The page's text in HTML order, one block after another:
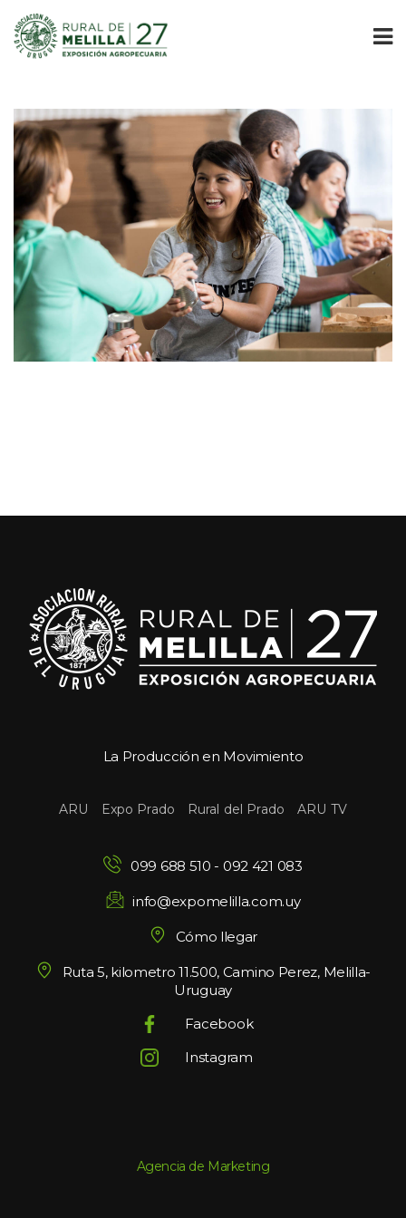
La Producción en Movimiento
ARU Expo Prado Rural del Prado ARU TV
099 688 510 - 092 421 083
info@expomelilla.com.uy
Cómo llegar
Ruta 5, kilometro 11.500, Camino Perez, Melilla-
Uruguay
Facebook
Instagram
Agencia de Marketing